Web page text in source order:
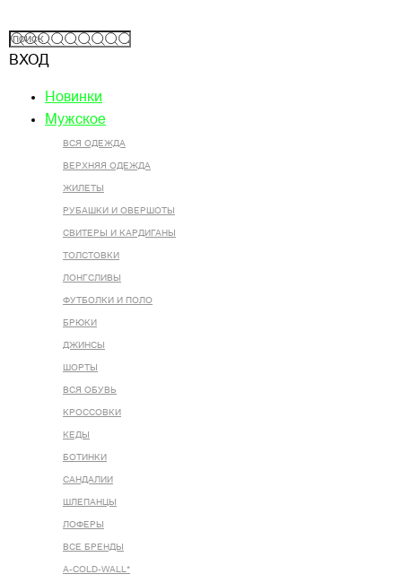
ВХОД
Новинки
Мужское
ВСЯ ОДЕЖДА
ВЕРХНЯЯ ОДЕЖДА
ЖИЛЕТЫ
РУБАШКИ И ОВЕРШОТЫ
СВИТЕРЫ И КАРДИГАНЫ
ТОЛСТОВКИ
ЛОНГСЛИВЫ
ФУТБОЛКИ И ПОЛО
БРЮКИ
ДЖИНСЫ
ШОРТЫ
ВСЯ ОБУВЬ
КРОССОВКИ
КЕДЫ
БОТИНКИ
САНДАЛИИ
ШЛЕПАНЦЫ
ЛОФЕРЫ
ВСЕ БРЕНДЫ
A-COLD-WALL*